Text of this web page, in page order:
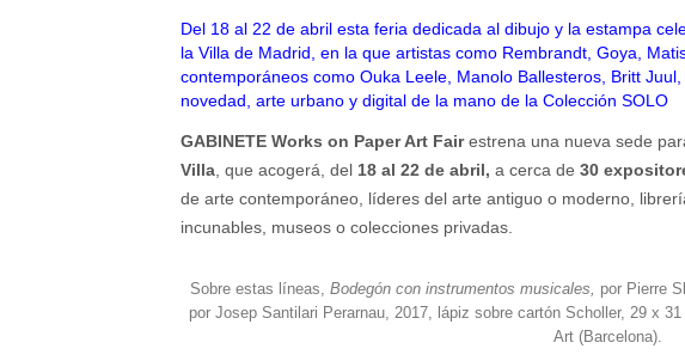
Del 18 al 22 de abril esta feria dedicada al dibujo y la estampa
la Villa de Madrid, en la que artistas como Rembrandt, Goya,
contemporáneos como Ouka Leele, Manolo Ballesteros, Britt
novedad, arte urbano y digital de la mano de la Colección SOLO
GABINETE Works on Paper Art Fairestrena una nueva sede
Villa , que acogerá, del 18 al 22 de abril, a cerca de 30
de arte contemporáneo, líderes del arte antiguo o moderno,
incunables, museos o colecciones privadas.
Sobre estas líneas,Bodegón con instrumentos musicales, por Pierre
por Josep Santilari Perarnau, 2017, lápiz sobre cartón Scholler, 29 x
Art (Barcelona).